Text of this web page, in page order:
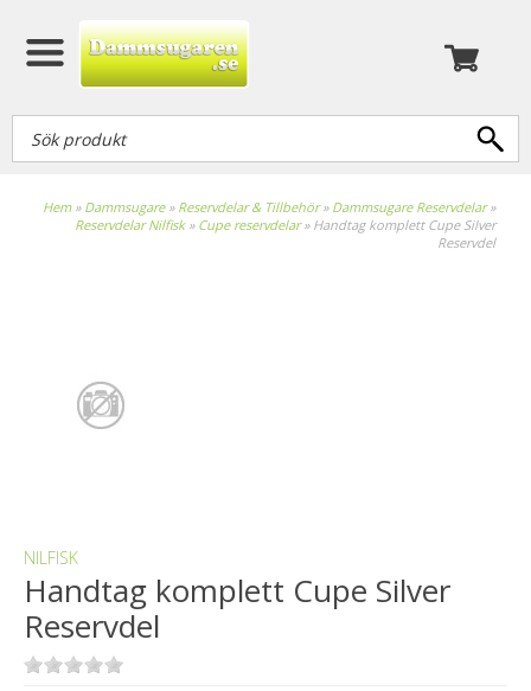
Hem» Dammsugare» Reservdelar & Tillbehör» Dammsugare Reservdelar»
Reservdelar Nilfisk» Cupe reservdelar» Handtag komplett Cupe Silver
Reservdel
NILFISK
Handtag komplett Cupe Silver
Reservdel